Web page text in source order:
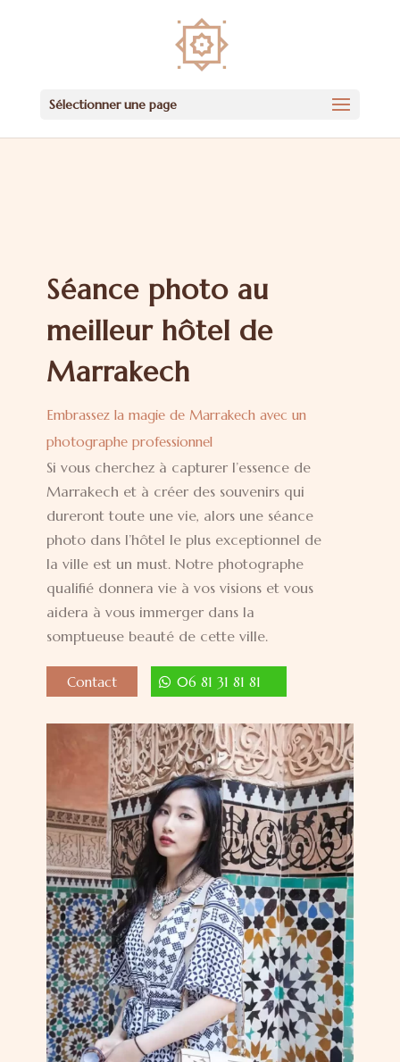
Sélectionner une page
Séance photo au
meilleur hôtel de
Marrakech
Embrassez la magie de Marrakech avec un
photographe professionnel
Si vous cherchez à capturer l’essence de
Marrakech et à créer des souvenirs qui
dureront toute une vie, alors une séance
photo dans l’hôtel le plus exceptionnel de
la ville est un must. Notre photographe
qualifié donnera vie à vos visions et vous
aidera à vous immerger dans la
somptueuse beauté de cette ville.
Contact 06 81 31 81 81